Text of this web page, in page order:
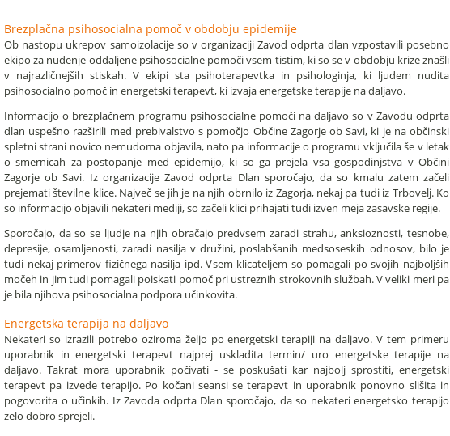
Brezplačna psihosocialna pomoč v obdobju epidemije
Ob nastopu ukrepov samoizolacije so v organizaciji Zavod odprta dlan vzpostavili posebno
ekipo za nudenje oddaljene psihosocialne pomoči vsem tistim, ki so se v obdobju krize znašli
v najrazličnejših stiskah. V ekipi sta psihoterapevtka in psihologinja, ki ljudem nudita
psihosocialno pomoč in energetski terapevt, ki izvaja energetske terapije na daljavo.
Informacijo o brezplačnem programu psihosocialne pomoči na daljavo so v Zavodu odprta
dlan uspešno razširili med prebivalstvo s pomočjo Občine Zagorje ob Savi, ki je na občinski
spletni strani novico nemudoma objavila, nato pa informacije o programu vključila še v letak
o smernicah za postopanje med epidemijo, ki so ga prejela vsa gospodinjstva v Občini
Zagorje ob Savi. Iz organizacije Zavod odprta Dlan sporočajo, da so kmalu zatem začeli
prejemati številne klice. Največ se jih je na njih obrnilo iz Zagorja, nekaj pa tudi iz Trbovelj. Ko
so informacijo objavili nekateri mediji, so začeli klici prihajati tudi izven meja zasavske regije.
Sporočajo, da so se ljudje na njih obračajo predvsem zaradi strahu, anksioznosti, tesnobe,
depresije, osamljenosti, zaradi nasilja v družini, poslabšanih medsoseskih odnosov, bilo je
tudi nekaj primerov fizičnega nasilja ipd. Vsem klicateljem so pomagali po svojih najboljših
močeh in jim tudi pomagali poiskati pomoč pri ustreznih strokovnih službah. V veliki meri pa
je bila njihova psihosocialna podpora učinkovita.
Energetska terapija na daljavo
Nekateri so izrazili potrebo oziroma željo po energetski terapiji na daljavo. V tem primeru
uporabnik in energetski terapevt najprej uskladita termin/ uro energetske terapije na
daljavo. Takrat mora uporabnik počivati - se poskušati kar najbolj sprostiti, energetski
terapevt pa izvede terapijo. Po kočani seansi se terapevt in uporabnik ponovno slišita in
pogovorita o učinkih. Iz Zavoda odprta Dlan sporočajo, da so nekateri energetsko terapijo
zelo dobro sprejeli.